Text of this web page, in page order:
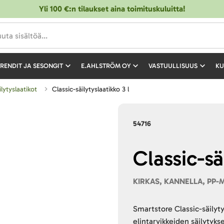
Yli 100 €:n tilaukset aina toimituskuluitta!
JA SESONGIT E.AHLSTRÖM OY VASTUULLISUUS
Classic-säilytyslaatikko 3 l
54716
Classic-
KIRKAS, KANNELLA, PP-
Smartstore Classic-
elintarvikkeiden